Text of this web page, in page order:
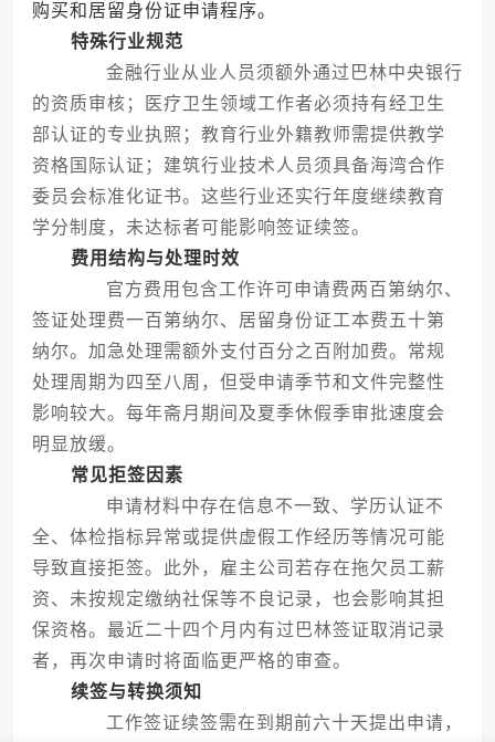
购买和居留身份证申请程序。
特殊行业规范
金融行业从业人员须额外通过巴林中央银行
的资质审核；医疗卫生领域工作者必须持有经卫生
部认证的专业执照；教育行业外籍教师需提供教学
资格国际认证；建筑行业技术人员须具备海湾合作
委员会标准化证书。这些行业还实行年度继续教育
学分制度，未达标者可能影响签证续签。
费用结构与处理时效
官方费用包含工作许可申请费两百第纳尔、
签证处理费一百第纳尔、居留身份证工本费五十第
纳尔。加急处理需额外支付百分之百附加费。常规
处理周期为四至八周，但受申请季节和文件完整性
影响较大。每年斋月期间及夏季休假季审批速度会
明显放缓。
常见拒签因素
申请材料中存在信息不一致、学历认证不
全、体检指标异常或提供虚假工作经历等情况可能
导致直接拒签。此外，雇主公司若存在拖欠员工薪
资、未按规定缴纳社保等不良记录，也会影响其担
保资格。最近二十四个月内有过巴林签证取消记录
者，再次申请时将面临更严格的审查。
续签与转换须知
工作签证续签需在到期前六十天提出申请，